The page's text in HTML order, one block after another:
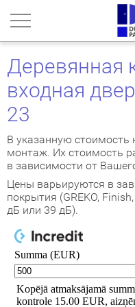
Деревянная
входная
23
В указанную стоимость
монтаж. Их стоимость
в зависимости от
Цены варьируются в
покрытия (GREKO,
дБ или 39 дБ).
В ДОМ
ДВЕРИ
ОБОИ
коллекция
входные
входные
двери с
входные
64mm
входные
GLASS
INOX
CLASSIC
MODERN
двери
сложного
классика
двери
коллекция
коллекция
коллекция
двери
двери
Cookies